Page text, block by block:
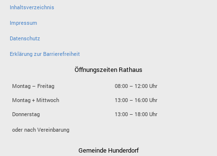
Inhaltsverzeichnis
Impressum
Datenschutz
Erklärung zur Barrierefreiheit
Öffnungszeiten Rathaus
Montag – Freitag
08:00 – 12:00 Uhr
Montag + Mittwoch
13:00 – 16:00 Uhr
Donnerstag
13:00 – 18:00 Uhr
oder nach Vereinbarung
Gemeinde Hunderdorf